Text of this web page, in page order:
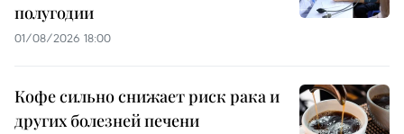
полугодии
01/08/2026 18:00
Кофе сильно снижает риск рака и
других болезней печени